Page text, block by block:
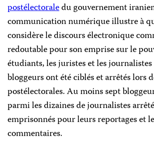
postélectoraledugouvernement
communication numérique illustre à
considère le discours électronique
redoutable pour son emprise sur le
étudiants, les juristes et les
bloggeurs ont été ciblés et arrêtés lors
postélectorales. Au moins sept
parmi les dizaines de journalistes
emprisonnés pour leurs reportages et
commentaires.